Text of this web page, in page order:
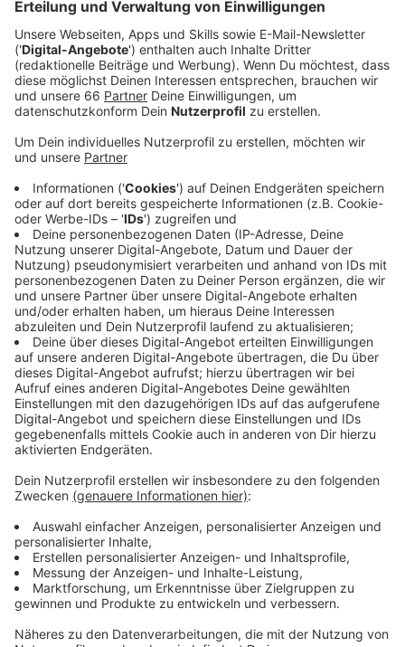
der Schulen die Einzelproben nicht mehr
auswerten. Deshalb haben Stadt und
Bezirksregierung entschieden, dass Grund- und
Förderschulkinder ab heute täglich mit Antigen-
Schnelltests getestet werden.
Die Landeselternschaft fordert ein Umdenken in
Sachen Präsenzunterricht. Angesichts steigender
Corona-Zahlen müsse das Schulministerium über
angemessene Alternativen nachdenken. Die
Elternvertreter schlagen unter anderem
Distanzunterricht und rotierende Kleingruppen vor.
Auch die Gewerkschaft "lehrer nrw" findet, dass die
Abkehr vom Präsenzunterricht kein Tabu mehr sein
darf. Die Eltern kritisieren, dass das Land keine
Alternativen in der Schublade hätte und durch das
Festhalten am Präsenzunterricht mit der Gesundheit
der Kinder spiele. Außerdem wirft der stellvertretende
Vorsitzende der Landeselternschaft dem
Schulministerium vor, eine "bewusste Durchseuchung
der Gesellschaft ausgehend von den Schulen" in Kauf
zu nehmen. Es gehe darum, die Kinder zu sichern und
nicht den Unterricht.